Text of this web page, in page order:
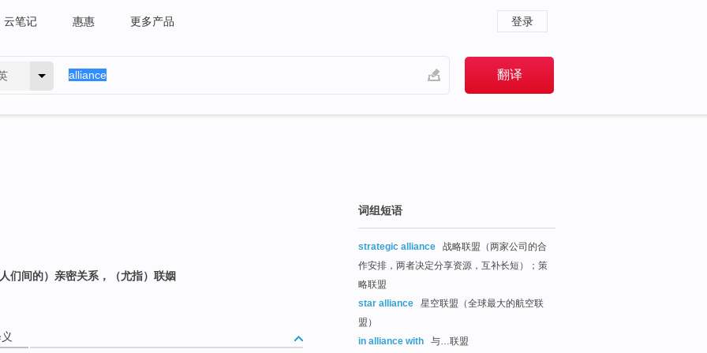
云笔记 惠惠 更多产品 登录
们间的）亲密关系，（尤指）联姻
词组短语
strategic alliance
战略联盟（两家公司的合
作安排，两者决定分享资源，互补长短）；策
略联盟
star alliance
星空联盟（全球最大的航空联
盟）
in alliance with
与…联盟